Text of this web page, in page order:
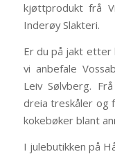
kjøttprodukt frå
Inderøy Slakteri.
Er du på jakt etter
vi anbefale
Leiv Sølvberg.
dreia treskåler og
kokebøker blant
I julebutikken på